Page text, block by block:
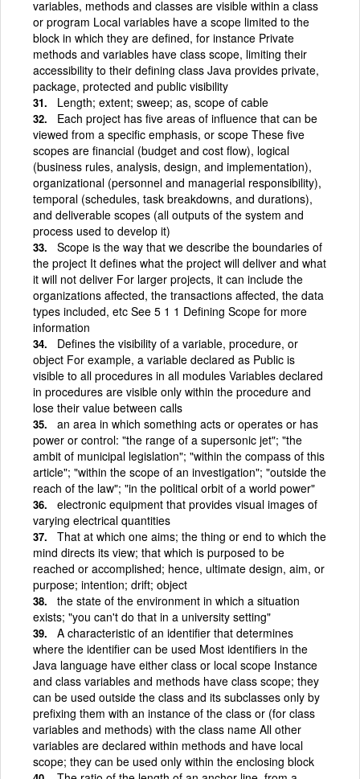
variables, methods and classes are visible within a class
or program Local variables have a scope limited to the
block in which they are defined, for instance Private
methods and variables have class scope, limiting their
accessibility to their defining class Java provides private,
package, protected and public visibility
Length; extent; sweep; as, scope of cable
Each project has five areas of influence that can be
viewed from a specific emphasis, or scope These five
scopes are financial (budget and cost flow), logical
(business rules, analysis, design, and implementation),
organizational (personnel and managerial responsibility),
temporal (schedules, task breakdowns, and durations),
and deliverable scopes (all outputs of the system and
process used to develop it)
Scope is the way that we describe the boundaries of
the project It defines what the project will deliver and what
it will not deliver For larger projects, it can include the
organizations affected, the transactions affected, the data
types included, etc See 5 1 1 Defining Scope for more
information
Defines the visibility of a variable, procedure, or
object For example, a variable declared as Public is
visible to all procedures in all modules Variables declared
in procedures are visible only within the procedure and
lose their value between calls
an area in which something acts or operates or has
power or control: "the range of a supersonic jet"; "the
ambit of municipal legislation"; "within the compass of this
article"; "within the scope of an investigation"; "outside the
reach of the law"; "in the political orbit of a world power"
electronic equipment that provides visual images of
varying electrical quantities
That at which one aims; the thing or end to which the
mind directs its view; that which is purposed to be
reached or accomplished; hence, ultimate design, aim, or
purpose; intention; drift; object
the state of the environment in which a situation
exists; "you can't do that in a university setting"
A characteristic of an identifier that determines
where the identifier can be used Most identifiers in the
Java language have either class or local scope Instance
and class variables and methods have class scope; they
can be used outside the class and its subclasses only by
prefixing them with an instance of the class or (for class
variables and methods) with the class name All other
variables are declared within methods and have local
scope; they can be used only within the enclosing block